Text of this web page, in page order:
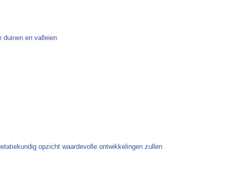
duinen en valleien
opzicht waardevolle ontwikkelingen zullen